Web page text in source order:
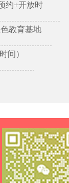
约+开放时
教育基地
间）